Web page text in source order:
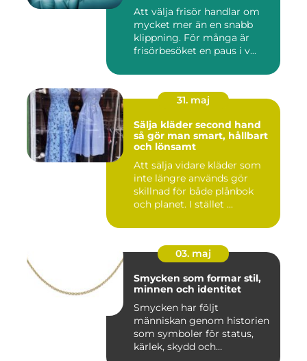
Att välja frisör handlar om
mycket mer än en snabb
klippning. För många är
frisörbesöket en paus i v...
31. maj
Sälja kläder second hand
så gör man smart, hållbart
och lönsamt
Att sälja vidare kläder som
inte längre används gör
skillnad för både plånbok
och planet. I stället ...
03. maj
Smycken som formar stil,
minnen och identitet
Smycken har följt
människan genom historien
som symboler för status,
kärlek, skydd och